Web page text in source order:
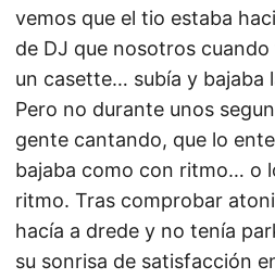
vemos que el tio estaba
de DJ que nosotros
un casette… subía y bajaba
Pero no durante unos
gente cantando, que lo
bajaba como con ritmo… o
ritmo. Tras comprobar
hacía a drede y no tenía
su sonrisa de satisfacción